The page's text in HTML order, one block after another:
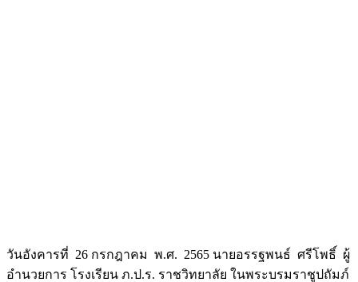
วันอังคารที่ 26 กรกฎาคม พ.ศ. 2565 นายอรรฐพนธ์ ศรีโพธิ์ ผู้
อำนวยการ โรงเรียน ภ.ป.ร. ราชวิทยาลัย ในพระบรมราชูปถัมภ์